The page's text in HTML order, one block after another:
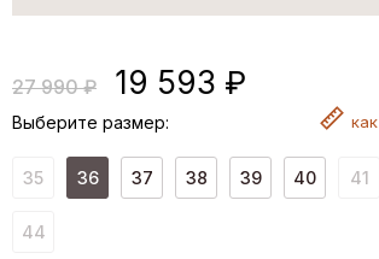
27 990 ₽ 19 593 ₽
Выберите размер: как
35 36 37 38 39 40 41
44